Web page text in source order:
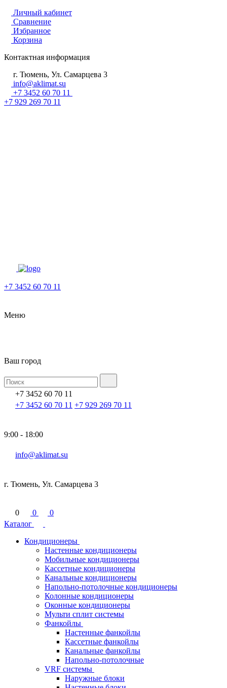
Личный кабинет
Сравнение
Избранное
Корзина
Контактная информация
г. Тюмень, Ул. Самарцева 3
info@aklimat.su
+7 3452 60 70 11
+7 929 269 70 11
+7 3452 60 70 11
Меню
Ваш город
+7 3452 60 70 11
+7 3452 60 70 11 +7 929 269 70 11
9:00 - 18:00
info@aklimat.su
г. Тюмень, Ул. Самарцева 3
0 0
0
Каталог
Кондиционеры
Настенные кондиционеры
Мобильные кондиционеры
Кассетные кондиционеры
Канальные кондиционеры
Напольно-потолочные кондиционеры
Колонные кондиционеры
Оконные кондиционеры
Мульти сплит системы
Фанкойлы
Настенные фанкойлы
Кассетные фанкойлы
Канальные фанкойлы
Напольно-потолочные
VRF системы
Наружные блоки